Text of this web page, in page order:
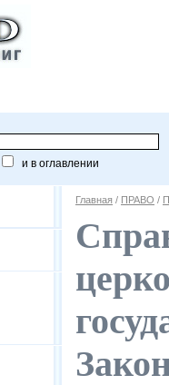
и в оглавлении
Главная / ПРАВО /